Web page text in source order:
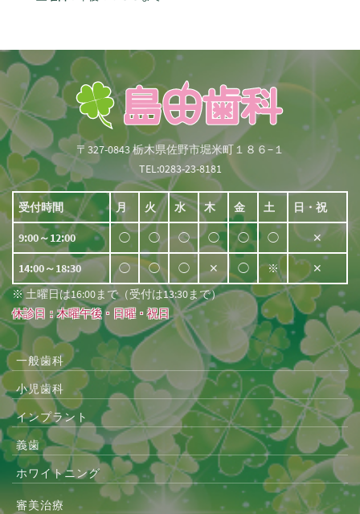
〒327-0843 栃木県佐野市堀米町１８６−１
TEL:0283-23-8181
受付時間 月 火 水 木 金 土 日・祝
9:00～12:00 ◯ ◯ ◯ ◯ ◯ ◯ ✕
14:00～18:30 ◯ ◯ ◯ ✕ ◯ ※
✕
※ 土曜日は16:00まで（受付は13:30まで）
休診日：木曜午後・日曜・祝日
一般歯科
小児歯科
インプラント
義歯
ホワイトニング
審美治療